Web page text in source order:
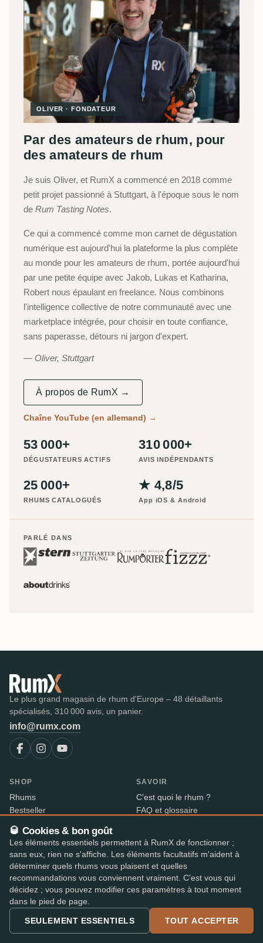
OLIVER · FONDATEUR
Par des amateurs de rhum, pour
des amateurs de rhum
Je suis Oliver, et RumX a commencé en 2018 comme
petit projet passionné à Stuttgart, à l'époque sous le nom
de Rum Tasting Notes.
Ce qui a commencé comme mon carnet de dégustation
numérique est aujourd'hui la plateforme la plus complète
au monde pour les amateurs de rhum, portée aujourd'hui
par une petite équipe avec Jakob, Lukas et Katharina,
Robert nous épaulant en freelance. Nous combinons
l'intelligence collective de notre communauté avec une
marketplace intégrée, pour choisir en toute confiance,
sans paperasse, détours ni jargon d'expert.
Oliver, Stuttgart
À propos de RumX →
Chaîne YouTube (en allemand) →
53 000+
DÉGUSTATEURS ACTIFS
310 000+
AVIS INDÉPENDANTS
25 000+
RHUMS CATALOGUÉS
★ 4,8/5
App iOS & Android
PARLÉ DANS
Le plus grand magasin de rhum d'Europe – 48 détaillants
spécialisés, 310 000 avis, un panier.
info@rumx.com
SHOP
Rhums
Bestseller
Enchères
Merch
SAVOIR
C'est quoi le rhum ?
FAQ et glossaire
Distilleries
Embouteilleurs
Millésimes
Baisses de prix
🥃 Cookies & bon goût
Les éléments essentiels permettent à RumX de fonctionner ;
sans eux, rien ne s'affiche. Les éléments facultatifs m'aident à
déterminer quels rhums vous plaisent et quelles
recommandations vous conviennent vraiment. C'est vous qui
décidez ; vous pouvez modifier ces paramètres à tout moment
dans le pied de page.
SEULEMENT ESSENTIELS TOUT ACCEPTER